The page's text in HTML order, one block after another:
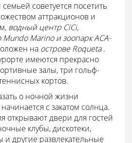
советуется посетить
аттракционов и
водный центр CiCi,
Marino и зоопарк ACA-
на острове Roqueta.
имеются прекрасно
залы, три гольф-
кортов.
о ночной жизни
с закатом солнца.
открывают двери для гостей
клубы, дискотеки,
и другие развлекательные